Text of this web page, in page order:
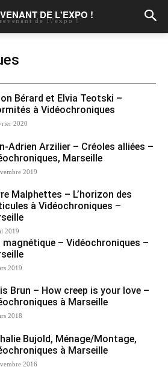
DE L'EXPO !
de l\'expo !
Bérard et Elvia Teotski –
à Vidéochroniques
2020
Adrien Arzilier – Créoles alliées –
Marseille
2019
Malphettes – L’horizon des
à Vidéochroniques –
2019
magnétique – Vidéochroniques –
2019
Brun – How creep is your love –
à Marseille
2018
Bujold, Ménage/Montage,
à Marseille
2016